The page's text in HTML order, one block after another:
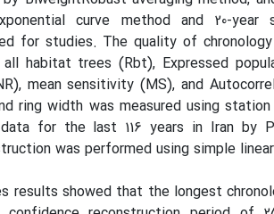
curve method and 20-year
for studies. The quality of
habitat trees (Rbt), Expressed
mean sensitivity (MS), and
ring width was measured using
for the last 116 years in Iran by
was performed using simple
results showed that the longest